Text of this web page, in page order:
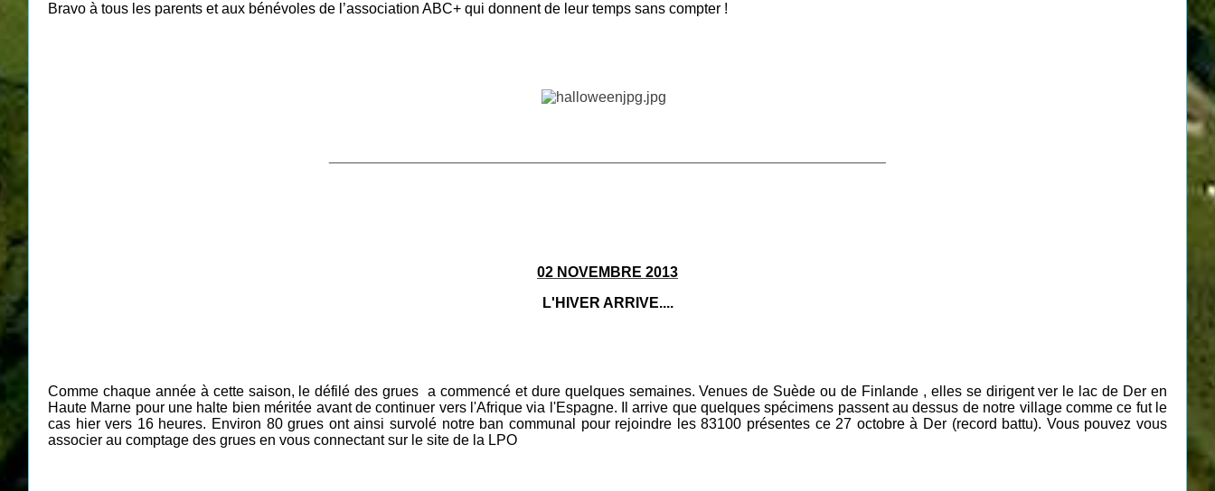
Bravo à tous les parents et aux bénévoles de l’association ABC+ qui donnent de leur temps sans compter !
02 NOVEMBRE 2013
L'HIVER ARRIVE....
Comme chaque année à cette saison, le défilé des grues a commencé et dure quelques semaines. Venues de Suède ou de Finlande , elles se dirigent ver le lac de Der en
Haute Marne pour une halte bien méritée avant de continuer vers l'Afrique via l'Espagne. Il arrive que quelques spécimens passent au dessus de notre village comme ce fut le
cas hier vers 16 heures. Environ 80 grues ont ainsi survolé notre ban communal pour rejoindre les 83100 présentes ce 27 octobre à Der (record battu). Vous pouvez vous
associer au comptage des grues en vous connectant sur le site de la LPO